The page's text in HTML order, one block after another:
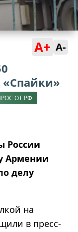
A+ A-
«Спайки»
ОТ РФ
России
Армении
делу
на
в пресс-